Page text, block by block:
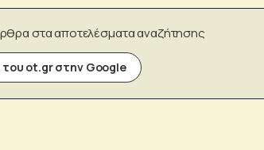
στα αποτελέσματα αναζήτησης
ot.gr στην Google